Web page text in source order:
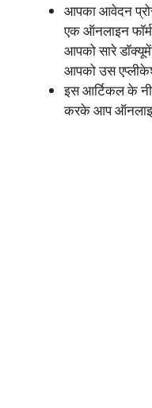
आपका आवेदन
एक ऑनलाइन
आपको सारे
आपको उस
इस आर्टिकल के
करके आप